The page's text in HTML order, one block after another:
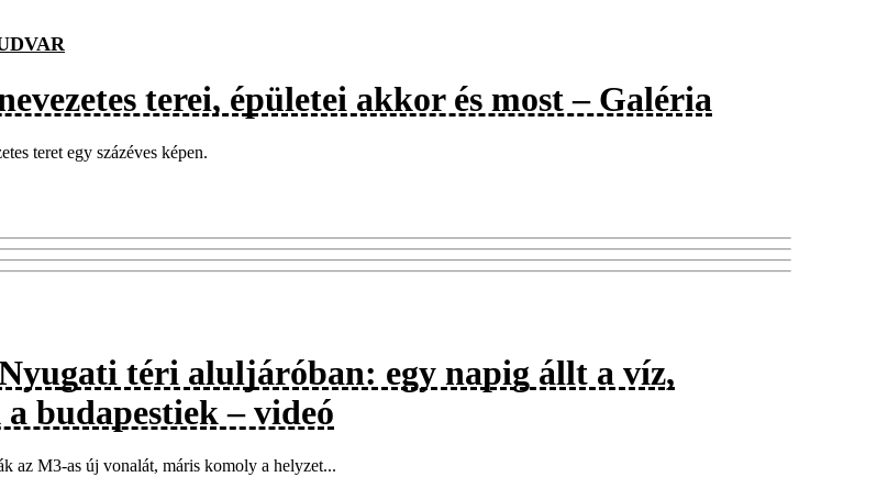
terei, épületei akkor és most – Galéria
teret egy százéves képen.
téri aluljáróban: egy napig állt a víz,
budapestiek – videó
az M3-as új vonalát, máris komoly a helyzet...